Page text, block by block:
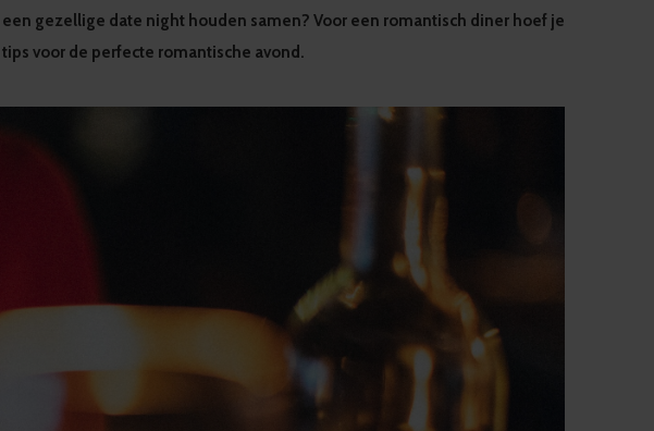
gezellige date night houden samen? Voor een romantisch diner hoef je
voor de perfecte romantische avond.